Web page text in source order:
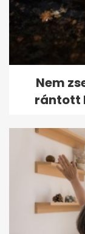
Nem
rántott